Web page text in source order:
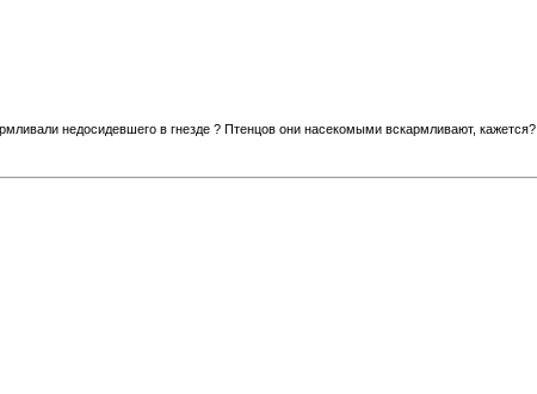
недосидевшего в гнезде ? Птенцов они насекомыми вскармливают, кажется?